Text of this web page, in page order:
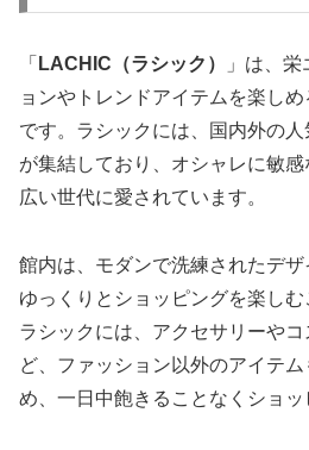
「 LACHIC（ラシック）
」は、
ョンやトレンドアイテムを楽し
です。ラシックには、国内外の
が集結しており、オシャレに敏
広い世代に愛されています。
館内は、モダンで洗練されたデザ
ゆっくりとショッピングを楽しむ
ラシックには、アクセサリーや
ど、ファッション以外のアイテ
め、一日中飽きることなくショッ